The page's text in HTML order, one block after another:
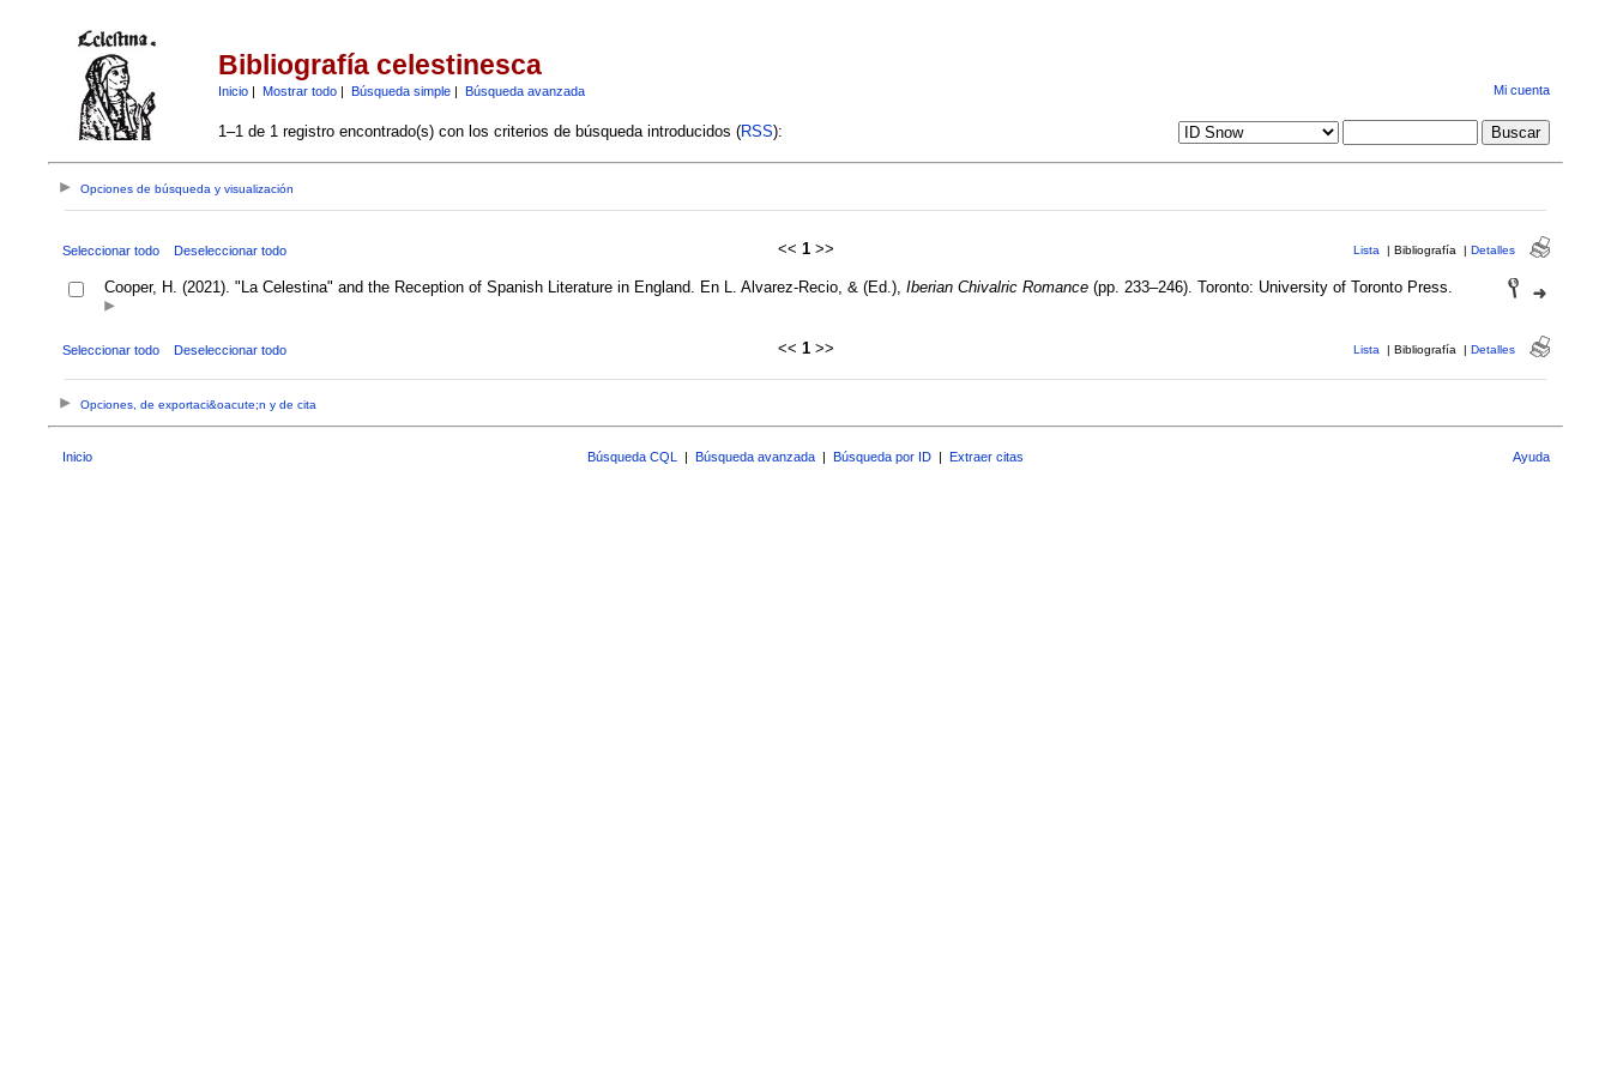
Bibliografía celestinesca
Inicio| Mostrar todo| Búsqueda simple| Búsqueda avanzada Mi cuenta
1–1 de 1 registro encontrado(s) con los criterios de búsqueda introducidos (RSS):
Opciones de búsqueda y visualización
Seleccionar todo Deseleccionar todo << 1>> Lista | Bibliografía | Detalles
Cooper, H. (2021). "La Celestina" and the Reception of Spanish Literature in England. En L. Alvarez-Recio, & (Ed.), Iberian Chivalric Romance(pp. 233–246). Toronto: University of Toronto Press.
Seleccionar todo Deseleccionar todo << 1>> Lista | Bibliografía | Detalles
Opciones, de exportaci&oacute;n y de cita
Inicio Búsqueda CQL | Búsqueda avanzada | Búsqueda por ID | Extraer citas Ayuda